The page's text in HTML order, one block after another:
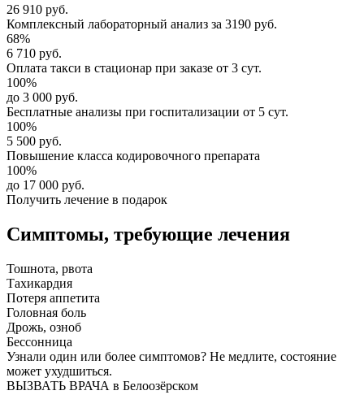
26 910 руб.
Комплексный лабораторный анализ за 3190 руб.
68%
6 710 руб.
Оплата такси в стационар при заказе от 3 сут.
100%
до 3 000 руб.
Бесплатные анализы при госпитализации от 5 сут.
100%
5 500 руб.
Повышение класса кодировочного препарата
100%
до 17 000 руб.
Получить лечение в подарок
Симптомы, требующие лечения
Тошнота, рвота
Тахикардия
Потеря аппетита
Головная боль
Дрожь, озноб
Бессонница
Узнали один или более симптомов? Не медлите, состояние
может ухудшиться.
ВЫЗВАТЬ ВРАЧА в Белоозёрском